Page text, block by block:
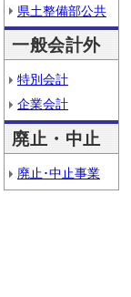
県土整備部公共
一般会計外
特別会計
企業会計
廃止・中止
廃止･中止事業